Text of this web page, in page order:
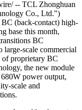
Module at
Base